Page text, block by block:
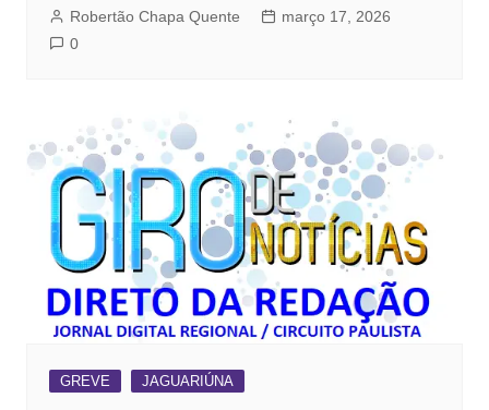
Robertão Chapa Quente
março 17, 2026
0
GREVE JAGUARIÚNA